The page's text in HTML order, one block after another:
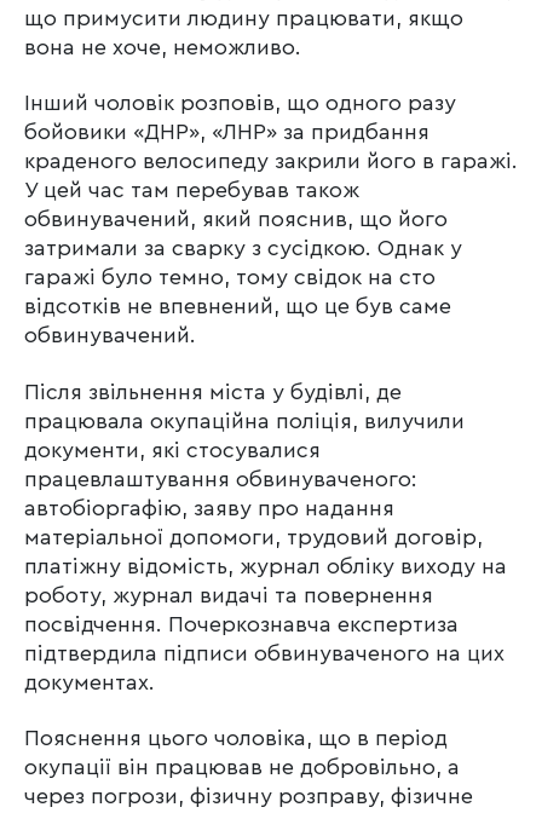
що примусити людину працювати, якщо
вона не хоче, неможливо.
Інший чоловік розповів, що одного разу
бойовики «ДНР», «ЛНР» за придбання
краденого велосипеду закрили його в гаражі.
У цей час там перебував також
обвинувачений, який пояснив, що його
затримали за сварку з сусідкою. Однак у
гаражі було темно, тому свідок на сто
відсотків не впевнений, що це був саме
обвинувачений.
Після звільнення міста у будівлі, де
працювала окупаційна поліція, вилучили
документи, які стосувалися
працевлаштування обвинуваченого:
автобіоргафію, заяву про надання
матеріальної допомоги, трудовий договір,
платіжну відомість, журнал обліку виходу на
роботу, журнал видачі та повернення
посвідчення. Почеркознавча експертиза
підтвердила підписи обвинуваченого на цих
документах.
Пояснення цього чоловіка, що в період
окупації він працював не добровільно, а
через погрози, фізичну розправу, фізичне